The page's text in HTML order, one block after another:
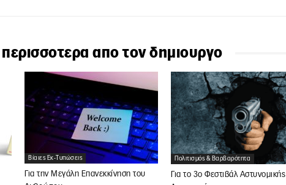
περισσοτερα απο τον δημιουργο
Βίαιες Εκ-Τυπώσεις
Για την Μεγάλη Επανεκκίνηση του
Πολιτισμός & Βαρβαρότητα
Για το 3o Φεστιβάλ Αστυνομικής